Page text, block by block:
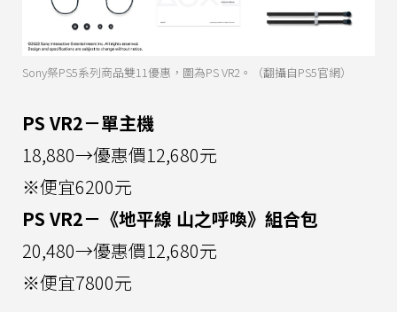
Sony祭PS5系列商品雙11優惠，圖為PS VR2。（翻攝自PS5官網）
PS VR2－單主機
18,880→優惠價12,680元
※便宜6200元
PS VR2－《地平線 山之呼喚》組合包
20,480→優惠價12,680元
※便宜7800元